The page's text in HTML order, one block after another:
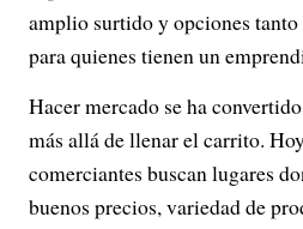
amplio surtido y opciones
para quienes tienen un
Hacer mercado se ha
más allá de llenar el carrito.
comerciantes buscan lugares
buenos precios, variedad de